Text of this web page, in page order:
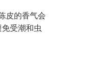
皮的香气会
受潮和虫